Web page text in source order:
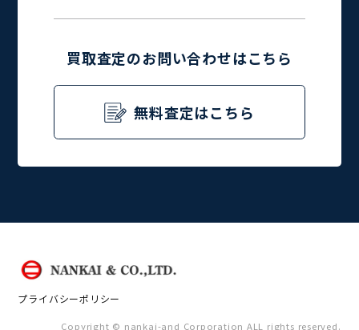
買取査定のお問い合わせはこちら
無料査定はこちら
プライバシーポリシー
Copyright © nankai-and Corporation ALL rights reserved.